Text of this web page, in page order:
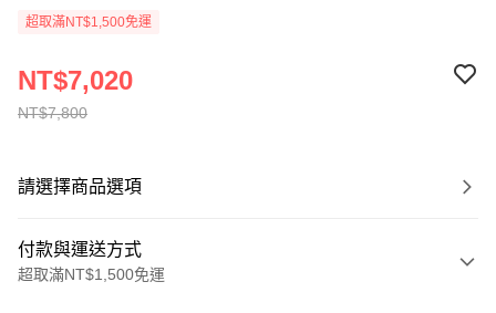
超取滿NT$1,500免運
NT$7,800
NT$7,020
請選擇商品選項
付款與運送方式
超取滿NT$1,500免運